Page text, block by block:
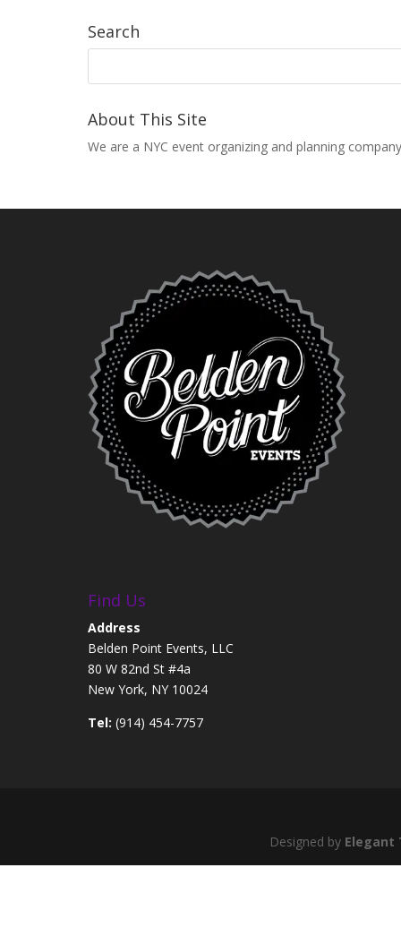
Search
About This Site
We are a NYC event organizing and planning
Find Us
Address
Belden Point Events, LLC
80 W 82nd St #4a
New York, NY 10024
Tel: (914) 454-7757
Designed by Elegant